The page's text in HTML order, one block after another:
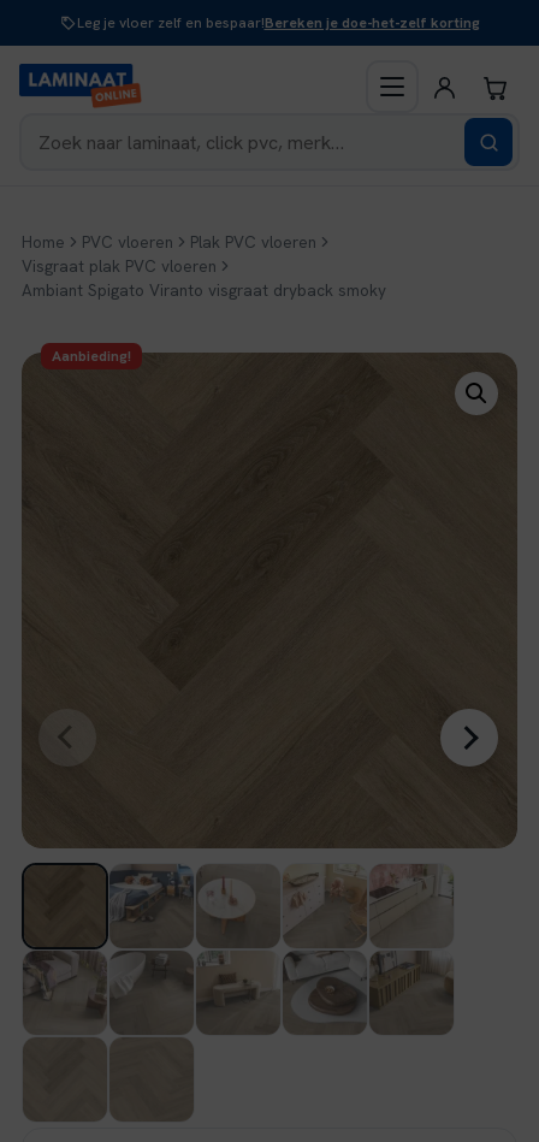
inhoud
Leg je vloer zelf en bespaar!Bereken je doe-het-zelf korting
Home PVC vloeren
Plak PVC vloeren
Visgraat plak PVC vloeren
Ambiant Spigato Viranto visgraat dryback smoky
Aanbieding!